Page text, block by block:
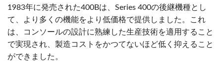
1983年に発売された400Bは、Series 400の後継機種とし
て、より多くの機能をより低価格で提供しました。これ
は、コンソールの設計に熟練した生産技術を適用すること
で実現され、製造コストをかつてないほど低く抑えること
ができました。